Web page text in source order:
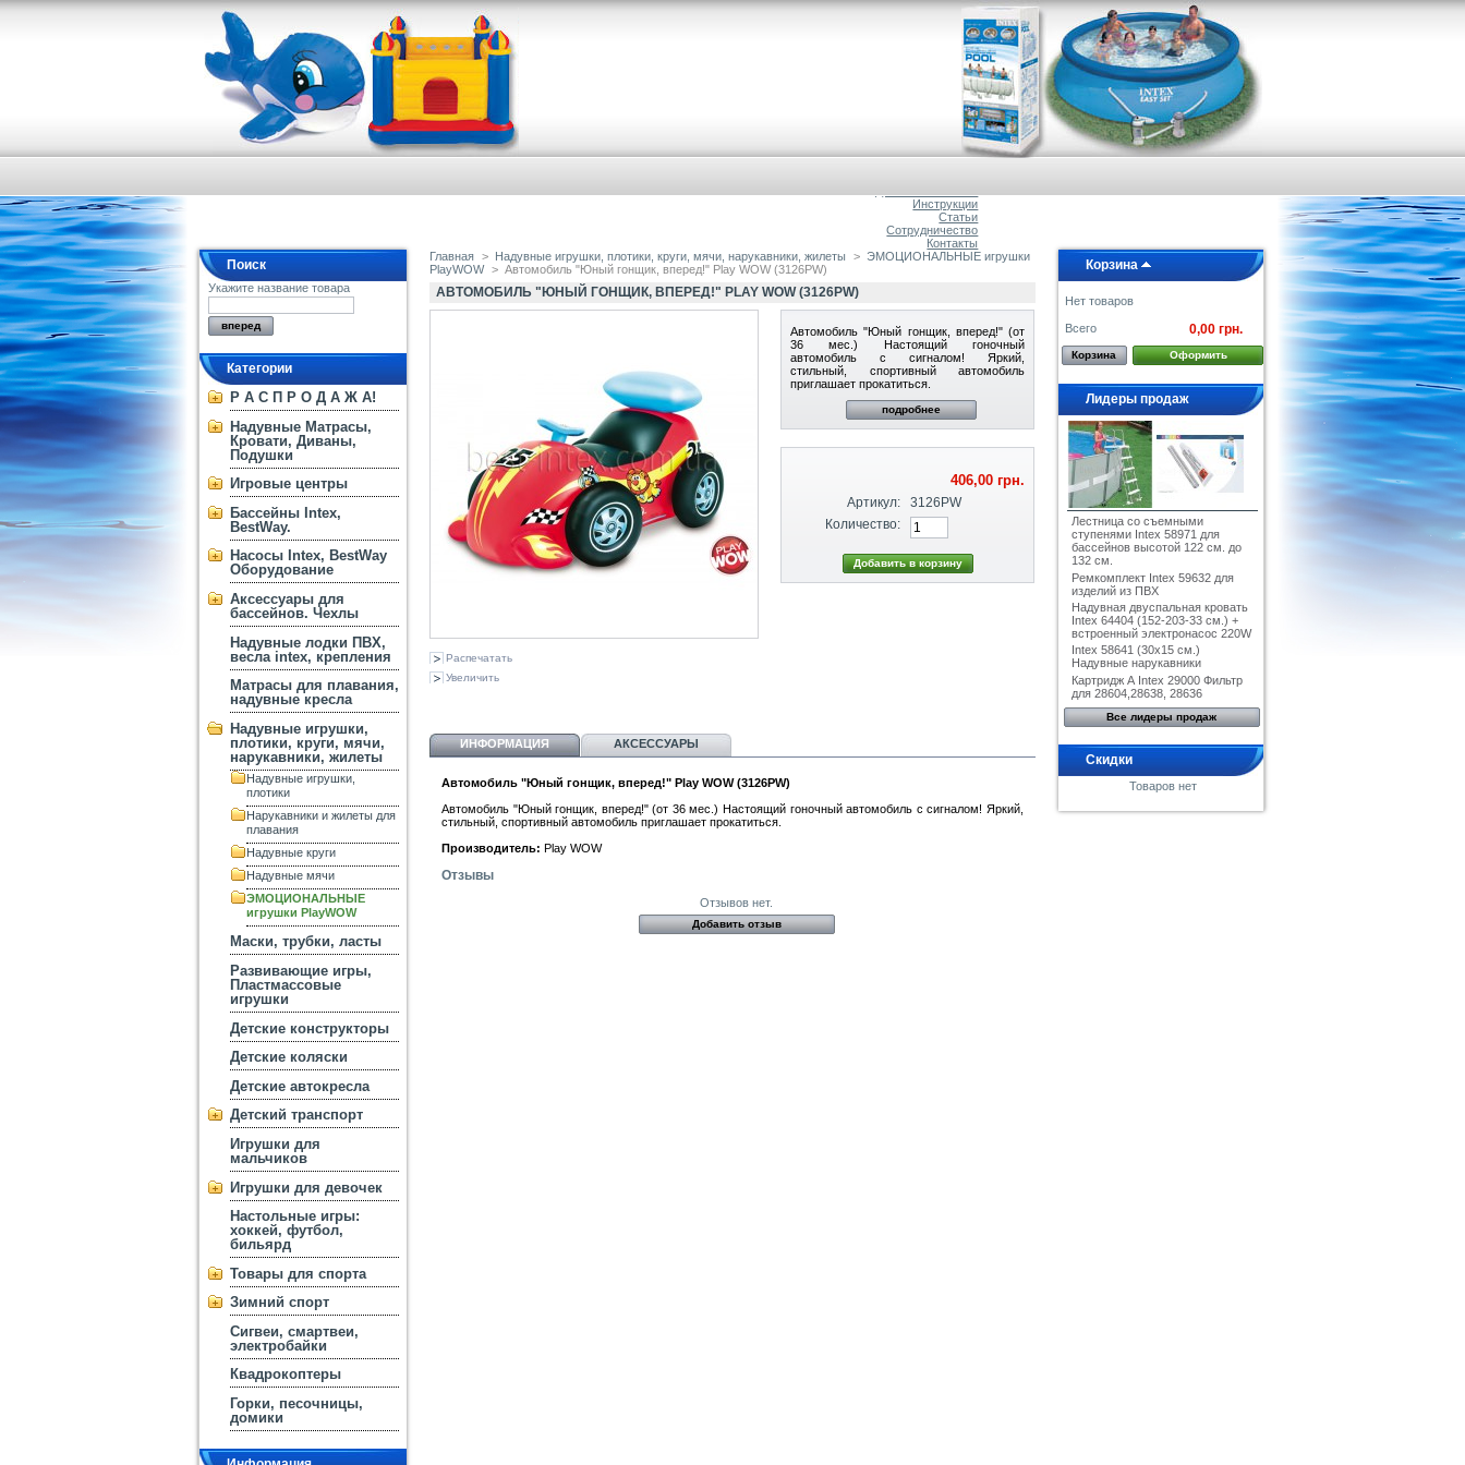
Инструкции
Статьи
Сотрудничество
Контакты
Поиск
Укажите название товара
Категории
Р А С П Р О Д А Ж А!
Надувные Матрасы,
Кровати, Диваны,
Подушки
Игровые центры
Бассейны Intex,
BestWay.
Насосы Intex, BestWay
Оборудование
Аксессуары для
бассейнов. Чехлы
Надувные лодки ПВХ,
весла intex, крепления
Матрасы для плавания,
надувные кресла
Надувные игрушки,
плотики, круги, мячи,
нарукавники, жилеты
Надувные игрушки,
плотики
Нарукавники и жилеты для
плавания
Надувные круги
Надувные мячи
ЭМОЦИОНАЛЬНЫЕ
игрушки PlayWOW
Маски, трубки, ласты
Развивающие игры,
Пластмассовые
игрушки
Детские конструкторы
Детские коляски
Детские автокресла
Детский транспорт
Игрушки для
мальчиков
Игрушки для девочек
Настольные игры:
хоккей, футбол,
бильярд
Товары для спорта
Зимний спорт
Сигвеи, смартвеи,
электробайки
Квадрокоптеры
Горки, песочницы,
домики
Главная > Надувные игрушки, плотики, круги, мячи, нарукавники, жилеты > ЭМОЦИОНАЛЬНЫЕ игрушки
PlayWOW > Автомобиль "Юный гонщик, вперед!" Play WOW (3126PW)
АВТОМОБИЛЬ "ЮНЫЙ ГОНЩИК, ВПЕРЕД!" PLAY WOW (3126PW)
Распечатать
Увеличить
Автомобиль "Юный гонщик, вперед!" (от
36 мес.) Настоящий гоночный
автомобиль с сигналом! Яркий,
стильный, спортивный автомобиль
приглашает прокатиться.
подробнее
406,00 грн.
Артикул:
3126PW
Количество:
ИНФОРМАЦИЯ АКСЕССУАРЫ
Автомобиль "Юный гонщик, вперед!" Play WOW (3126PW)
Автомобиль "Юный гонщик, вперед!" (от 36 мес.) Настоящий гоночный автомобиль с сигналом! Яркий,
стильный, спортивный автомобиль приглашает прокатиться.
Производитель: Play WOW
Отзывы
Отзывов нет.
Корзина
Нет товаров
Всего 0,00 грн.
Корзина Оформить
Лидеры продаж
Лестница со съемными
ступенями Intex 58971 для
бассейнов высотой 122 см. до
132 см.
Ремкомплект Intex 59632 для
изделий из ПВХ
Надувная двуспальная кровать
Intex 64404 (152-203-33 см.) +
встроенный электронасос 220W
Intex 58641 (30x15 см.)
Надувные нарукавники
Картридж А Intex 29000 Фильтр
для 28604,28638, 28636
Все лидеры продаж
Скидки
Товаров нет